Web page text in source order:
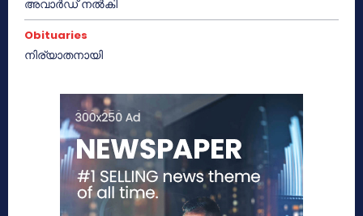
അവാർഡ് നൽകി
Obituaries
നിര്യാതനായി